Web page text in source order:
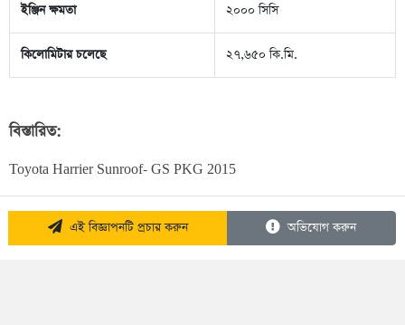
ইঞ্জিন ক্ষমতা ২০০০ সিসি
কিলোমিটার চলেছে ২৭,৬৫০ কি.মি.
বিস্তারিত:
Toyota Harrier Sunroof- GS PKG 2015
এই বিজ্ঞাপনটি প্রচার করুন অভিযোগ করুন